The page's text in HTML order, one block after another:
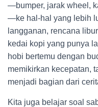
—bumper, jarak wheel,
—ke hal-hal yang lebih
langganan, rencana
kedai kopi yang punya
hobi bertemu dengan
memikirkan kecepatan,
menjadi bagian dari
Kita juga belajar soal